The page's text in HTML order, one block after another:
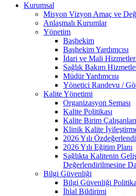
Kurumsal
Misyon Vizyon Amaç ve
Anlaşmalı Kurumlar
Yönetim
Başhekim
Başhekim Yardımcısı
İdari ve Mali
Sağlık Bakım
Müdür Yardımcısı
Yönetici Randevu /
Kalite Yönetimi
Organizasyon Şeması
Kalite Politikası
Kalite Birim Çalışanları
Klinik Kalite
2026 Yılı
2026 Yılı Eğitim Planı
Sağlıkta Kalitenin
Değerlendirilmesine
Bilgi Güvenliği
Bilgi Güvenliği
İhlal Bildirimi